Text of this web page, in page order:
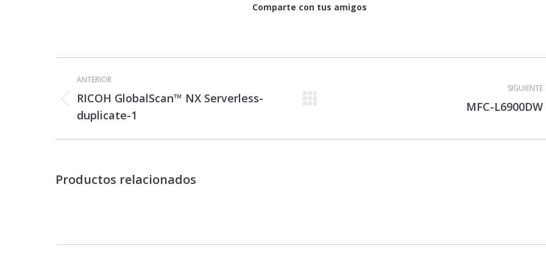
Comparte con tus amigos
Navegación
entre
proyectos
ANTERIOR
Proyecto
anterior
RICOH GlobalScan™ NX Serverless-
duplicate-1
SIGUIENTE
MFC-L6900DW
Productos relacionados